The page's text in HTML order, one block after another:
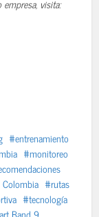
visita:
entrenamiento
monitoreo
rutas
tecnología